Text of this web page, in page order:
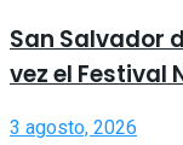
San Salvador
vez el Festival
3 agosto, 2026